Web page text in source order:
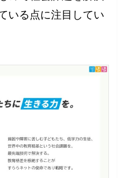
いる点に注目してい